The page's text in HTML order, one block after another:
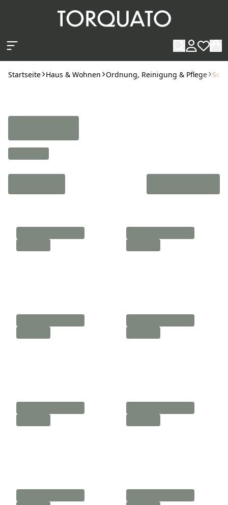
Startseite Haus & Wohnen Ordnung, Reinigung & Pflege